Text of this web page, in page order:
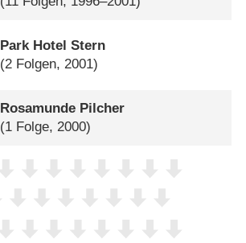
Park Hotel Stern
(2 Folgen, 2001)
Rosamunde Pilcher
(1 Folge, 2000)